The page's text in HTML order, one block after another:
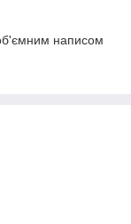
написом